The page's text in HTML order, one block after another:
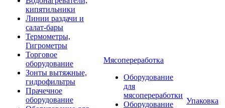
кипятильники
Линии раздачи и
салат-бары
Термометры,
Гигрометры
Торговое
оборудование
Зонты вытяжные,
гидрофильтры
Прачечное
оборудование
Мясопереработка
Оборудование
для
мясопереработки
Оборудование
Упаковка